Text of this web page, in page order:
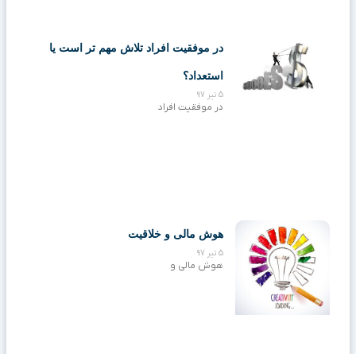
در موفقیت افراد تلاش مهم تر است یا
استعداد؟
5 تیر 97
در موفقیت افراد
هوش مالی و خلاقیت
5 تیر 97
هوش مالی و